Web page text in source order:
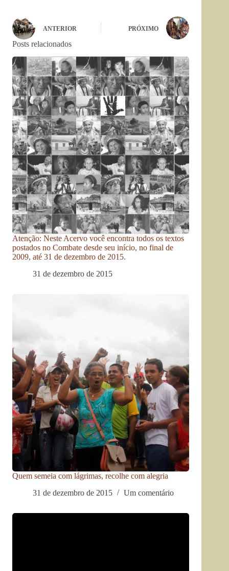
ANTERIOR PRÓXIMO
Posts relacionados
Atenção: Neste Acervo você encontra todos os textos
postados no Combate desde seu início, no final de
2009, até 31 de dezembro de 2015.
31 de dezembro de 2015
Quem semeia com lágrimas, recolhe com alegria
31 de dezembro de 2015
Um comentário